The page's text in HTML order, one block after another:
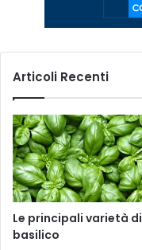
Articoli Recenti
Le principali varietà di
basilico